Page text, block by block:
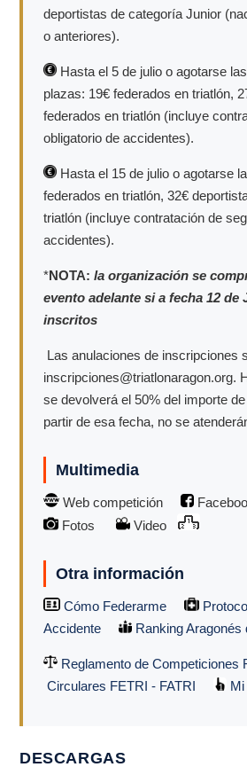
deportistas de categoría Junior
o anteriores).
Hasta el 5 de julio o agotarse
plazas: 19€ federados en triatlón,
federados en triatlón (incluye
obligatorio de accidentes).
Hasta el 15 de julio o agotarse
federados en triatlón, 32€
triatlón (incluye contratación de
accidentes).
*NOTA: la organización se
evento adelante si a fecha 12 de
inscritos
Las anulaciones de inscripciones
inscripciones@triatlonaragon.org.
se devolverá el 50% del importe
partir de esa fecha, no se
Multimedia
Web competición
Fotos
Video
Otra información
Cómo Federarme
Accidente
Ranking Aragonés
Reglamento de Competiciones
Circulares FETRI - FATRI
DESCARGAS